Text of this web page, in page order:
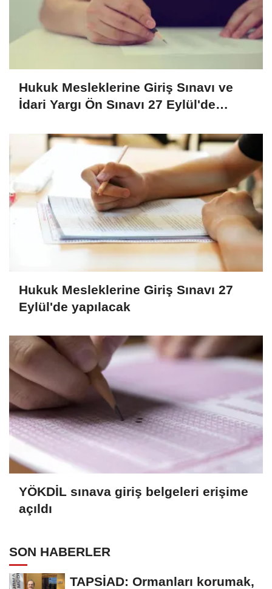
Hukuk Mesleklerine Giriş Sınavı ve
İdari Yargı Ön Sınavı 27 Eylül'de
Hukuk Mesleklerine Giriş Sınavı 27
Eylül'de yapılacak
YÖKDİL sınava giriş belgeleri erişime
açıldı
SON HABERLER
TAPSİAD: Ormanları korumak,